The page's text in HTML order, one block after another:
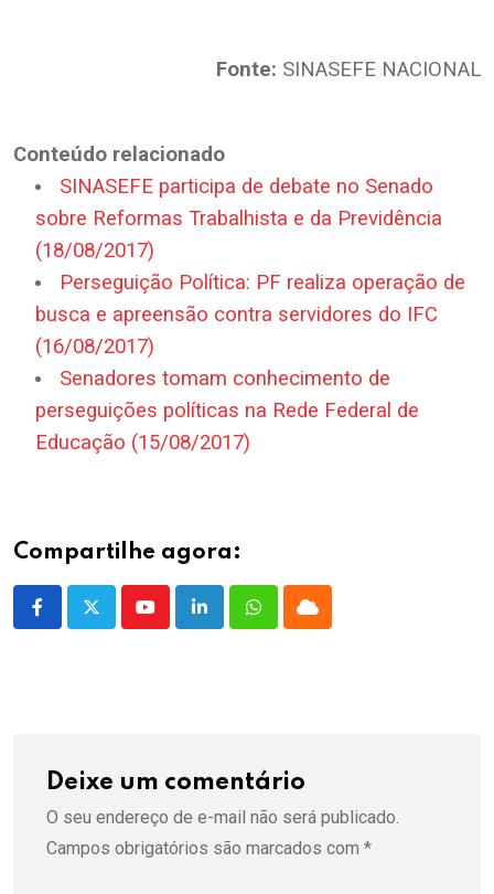
Fonte: SINASEFE NACIONAL
Conteúdo relacionado
SINASEFE participa de debate no Senado
sobre Reformas Trabalhista e da Previdência
(18/08/2017)
Perseguição Política: PF realiza operação de
busca e apreensão contra servidores do IFC
(16/08/2017)
Senadores tomam conhecimento de
perseguições políticas na Rede Federal de
Educação (15/08/2017)
Compartilhe agora:
YoutubeLinkedInWhatsappCloud
Deixe um comentário
O seu endereço de e-mail não será publicado.
Campos obrigatórios são marcados com *